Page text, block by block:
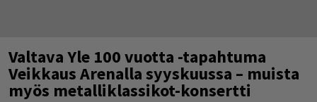
Valtava Yle 100 vuotta -tapahtuma
Veikkaus Arenalla syyskuussa – muista
myös metalliklassikot-konsertti